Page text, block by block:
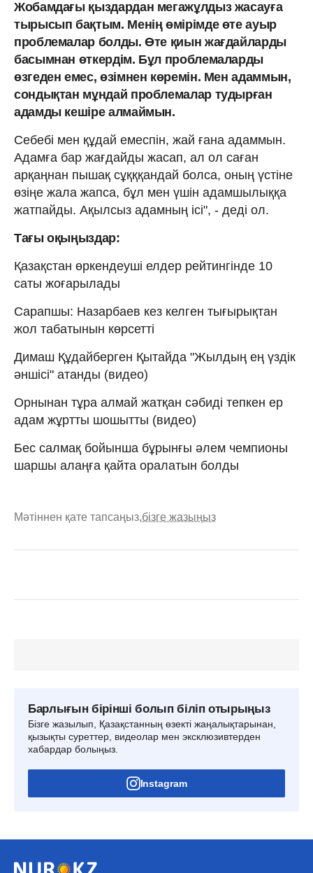
Жобамдағы қыздардан мегажұлдыз жасауға
тырысып бақтым. Менің өмірімде өте ауыр
проблемалар болды. Өте қиын жағдайларды
басымнан өткердім. Бұл проблемаларды
өзгеден емес, өзімнен көремін. Мен адаммын,
сондықтан мұндай проблемалар тудырған
адамды кешіре алмаймын.
Себебі мен құдай емеспін, жай ғана адаммын.
Адамға бар жағдайды жасап, ал ол саған
арқаңнан пышақ сұқққандай болса, оның үстіне
өзіңе жала жапса, бұл мен үшін адамшылыққа
жатпайды. Ақылсыз адамның ісі", - деді ол.
Тағы оқыңыздар:
Қазақстан өркендеуші елдер рейтингінде 10
саты жоғарылады
Сарапшы: Назарбаев кез келген тығырықтан
жол табатынын көрсетті
Димаш Құдайберген Қытайда "Жылдың ең үздік
әншісі" атанды (видео)
Орнынан тұра алмай жатқан сәбиді тепкен ер
адам жұртты шошытты (видео)
Бес салмақ бойынша бұрынғы әлем чемпионы
шаршы алаңға қайта оралатын болды
Мәтіннен қате тапсаңыз,бізге жазыңыз
Барлығын бірінші болып біліп отырыңыз
Бізге жазылып, Қазақстанның өзекті жаңалықтарынан,
қызықты суреттер, видеолар мен эксклюзивтерден
хабардар болыңыз.
Instagram